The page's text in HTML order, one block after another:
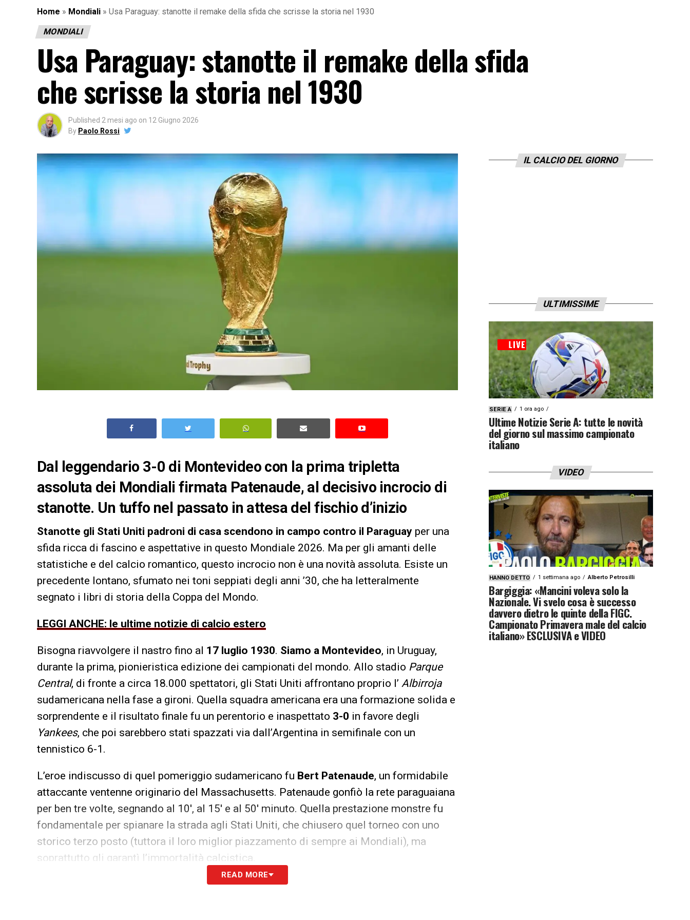
Home » Mondiali » Usa Paraguay: stanotte il remake della sfida che scrisse la storia nel 1930
MONDIALI
Usa Paraguay: stanotte il remake della sfida
che scrisse la storia nel 1930
Published 2 mesi ago on 12 Giugno 2026
By Paolo Rossi
Dal leggendario 3-0 di Montevideo con la prima tripletta
assoluta dei Mondiali firmata Patenaude, al decisivo incrocio di
stanotte. Un tuffo nel passato in attesa del fischio d’inizio
Stanotte gli Stati Uniti padroni di casa scendono in campo contro il Paraguay per una
sfida ricca di fascino e aspettative in questo Mondiale 2026. Ma per gli amanti delle
statistiche e del calcio romantico, questo incrocio non è una novità assoluta. Esiste un
precedente lontano, sfumato nei toni seppiati degli anni ’30, che ha letteralmente
segnato i libri di storia della Coppa del Mondo.
LEGGI ANCHE: le ultime notizie di calcio estero
Bisogna riavvolgere il nastro fino al 17 luglio 1930. Siamo a Montevideo, in Uruguay,
durante la prima, pionieristica edizione dei campionati del mondo. Allo stadio Parque
Central, di fronte a circa 18.000 spettatori, gli Stati Uniti affrontano proprio l’ Albirroja
sudamericana nella fase a gironi. Quella squadra americana era una formazione solida e
sorprendente e il risultato finale fu un perentorio e inaspettato 3-0 in favore degli
Yankees, che poi sarebbero stati spazzati via dall’Argentina in semifinale con un
tennistico 6-1.
L’eroe indiscusso di quel pomeriggio sudamericano fu Bert Patenaude, un formidabile
attaccante ventenne originario del Massachusetts. Patenaude gonfiò la rete paraguaiana
per ben tre volte, segnando al 10′, al 15′ e al 50′ minuto. Quella prestazione monstre fu
fondamentale per spianare la strada agli Stati Uniti, che chiusero quel torneo con uno
storico terzo posto (tuttora il loro miglior piazzamento di sempre ai Mondiali), ma
soprattutto gli garantì l’immortalità calcistica.
Curiosamente, il record di Patenaude è stato avvolto nel mistero per oltre settant’anni:
READ MORE
IL CALCIO DEL GIORNO
ULTIMISSIME
SERIE A 1 ora ago
Ultime Notizie Serie A: tutte le novità
del giorno sul massimo campionato
italiano
VIDEO
HANNO DETTO 1 settimana ago Alberto Petrosilli
Bargiggia: «Mancini voleva solo la
Nazionale. Vi svelo cosa è successo
davvero dietro le quinte della FIGC.
Campionato Primavera male del calcio
italiano» ESCLUSIVA e VIDEO